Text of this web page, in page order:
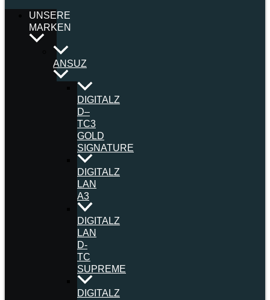
UNSERE
MARKEN
ANSUZ
DIGITALZ
D–
TC3
GOLD
SIGNATURE
DIGITALZ
LAN
A3
DIGITALZ
LAN
D-
TC
SUPREME
DIGITALZ